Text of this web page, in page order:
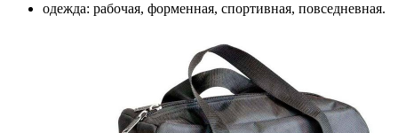
одежда: рабочая, форменная, спортивная, повседневная.